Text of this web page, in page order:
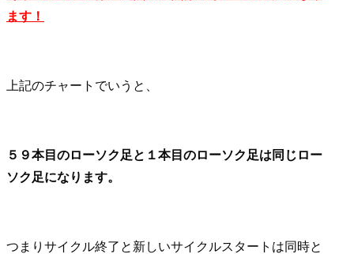
ます！
上記のチャートでいうと、
５９本目のローソク足と１本目のローソク足は同じロー
ソク足になります。
つまりサイクル終了と新しいサイクルスタートは同時と